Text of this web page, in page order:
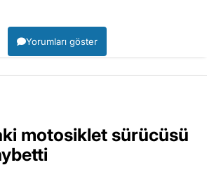
Yorumları göster
motosiklet sürücüsü